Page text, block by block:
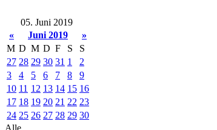
05. Juni 2019
«
Juni 2019
»
M D M D F S
S
27 28 29 30 31 1
2
3
4 5 6 7 8
9
10 11 12 13 14 15 16
17 18 19 20 21 22 23
24 25 26 27 28 29 30
Alle